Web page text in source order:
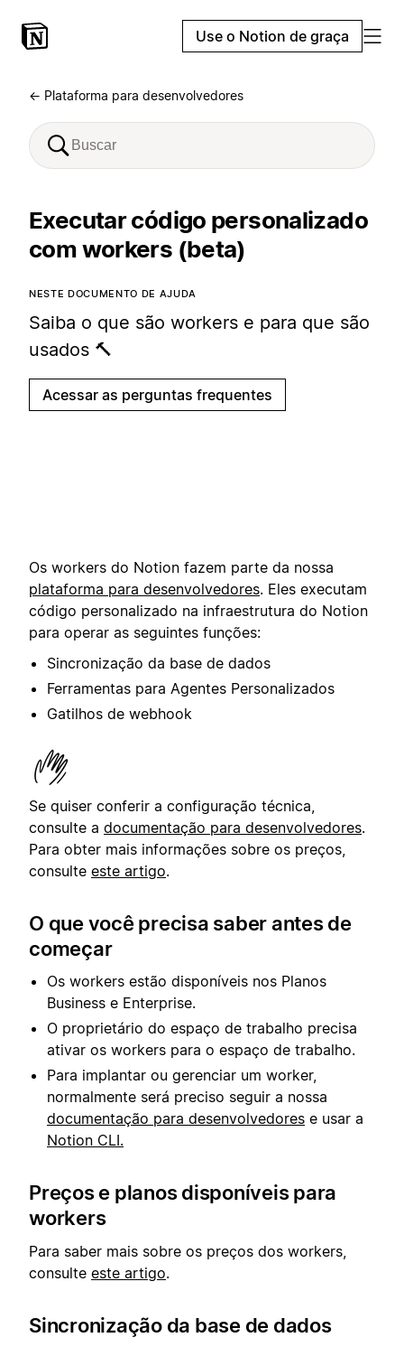
Use o Notion de graça
← Plataforma para desenvolvedores
Executar código personalizado
com workers (beta)
NESTE DOCUMENTO DE AJUDA
Saiba o que são workers e para que são
usados 🔨
Acessar as perguntas frequentes
Os workers do Notion fazem parte da nossa
plataforma para desenvolvedores. Eles executam
código personalizado na infraestrutura do Notion
para operar as seguintes funções:
Sincronização da base de dados
Ferramentas para Agentes Personalizados
Gatilhos de webhook
Se quiser conferir a configuração técnica,
consulte a documentação para desenvolvedores.
Para obter mais informações sobre os preços,
consulte este artigo.
O que você precisa saber antes de
começar
Os workers estão disponíveis nos Planos
Business e Enterprise.
O proprietário do espaço de trabalho precisa
ativar os workers para o espaço de trabalho.
Para implantar ou gerenciar um worker,
normalmente será preciso seguir a nossa
documentação para desenvolvedores e usar a
Notion CLI.
Preços e planos disponíveis para
workers
Para saber mais sobre os preços dos workers,
consulte este artigo.
Sincronização da base de dados